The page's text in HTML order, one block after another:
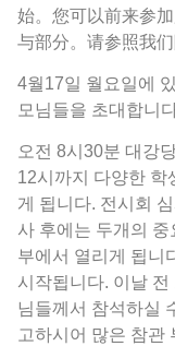
始。您可以前来参
与部分。请参照我
4월17일 월요일에
모님들을 초대합니
오전 8시30분 대강
12시까지 다양한 학
게 됩니다. 전시회
사 후에는 두개의
부에서 열리게 됩니
시작됩니다. 이날
님들께서 참석하실
고하시어 많은 참관